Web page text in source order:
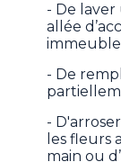
- De
allée
immeuble
- De
-
les fleurs
main ou